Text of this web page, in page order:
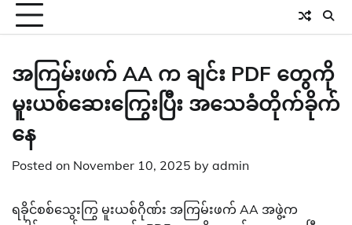
အကြမ်းဖက် AA က ချင်း PDF တွေကို
မူးယစ်ဆေးကြွေးပြီး အသေခံတိုက်ခိုက်
နေ
Posted on November 10, 2025 by admin
ရခိုင်စစ်သွေးကြွ မူးယစ်ဂိုဏ်း အကြမ်းဖက် AA အဖွဲ့က